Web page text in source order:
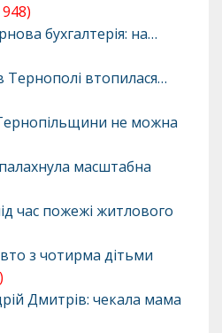
бухгалтерія: на…
Тернополі втопилася…
не можна
масштабна
час пожежі житлового
з чотирма дітьми
Дмитрів: чекала мама